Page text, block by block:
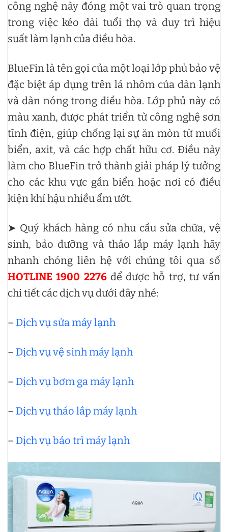
công nghệ này đóng một vai trò quan trọng
trong việc kéo dài tuổi thọ và duy trì hiệu
suất làm lạnh của điều hòa.
BlueFin là tên gọi của một loại lớp phủ bảo vệ
đặc biệt áp dụng trên lá nhôm của dàn lạnh
và dàn nóng trong điều hòa. Lớp phủ này có
màu xanh, được phát triển từ công nghệ sơn
tĩnh điện, giúp chống lại sự ăn mòn từ muối
biển, axit, và các hợp chất hữu cơ. Điều này
làm cho BlueFin trở thành giải pháp lý tưởng
cho các khu vực gần biển hoặc nơi có điều
kiện khí hậu nhiều ẩm ướt.
➤ Quý khách hàng có nhu cầu sửa chữa, vệ
sinh, bảo dưỡng và tháo lắp máy lạnh hãy
nhanh chóng liên hệ với chúng tôi qua số
HOTLINE 1900 2276để được hỗ trợ, tư vấn
chi tiết các dịch vụ dưới đây nhé:
– Dịch vụ sửa máy lạnh
– Dịch vụ vệ sinh máy lạnh
– Dịch vụ bơm ga máy lạnh
– Dịch vụ tháo lắp máy lạnh
– Dịch vụ bảo trì máy lạnh